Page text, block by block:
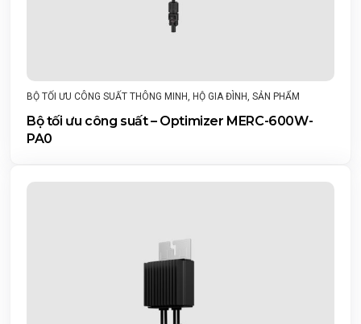
BỘ TỐI ƯU CÔNG SUẤT THÔNG MINH HỘ GIA ĐÌNH SẢN PHẨM
Bộ tối ưu công suất – Optimizer MERC-600W-
PA0